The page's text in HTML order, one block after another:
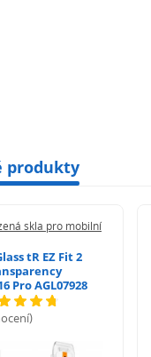
produkty
skla pro mobilní
tR EZ Fit 2
Pro AGL07928